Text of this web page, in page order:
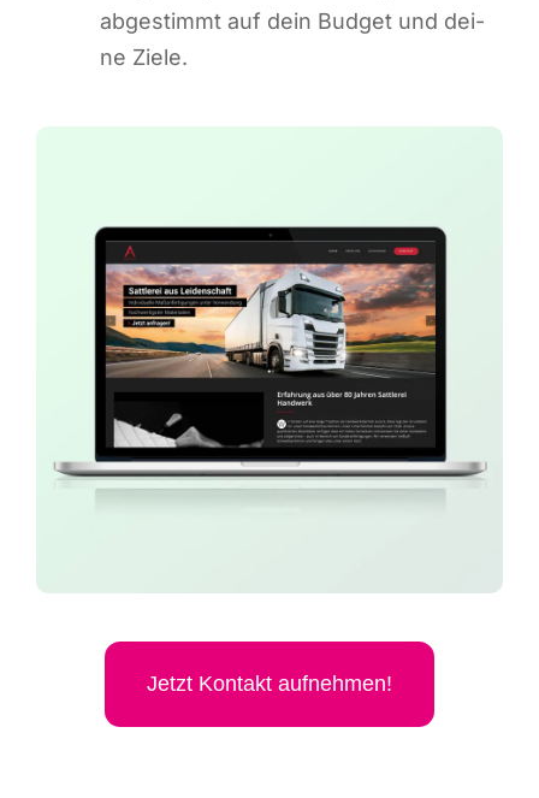
abge­stimmt auf dein Bud­get und dei­
ne Ziele.
Jetzt Kon­takt aufnehmen!